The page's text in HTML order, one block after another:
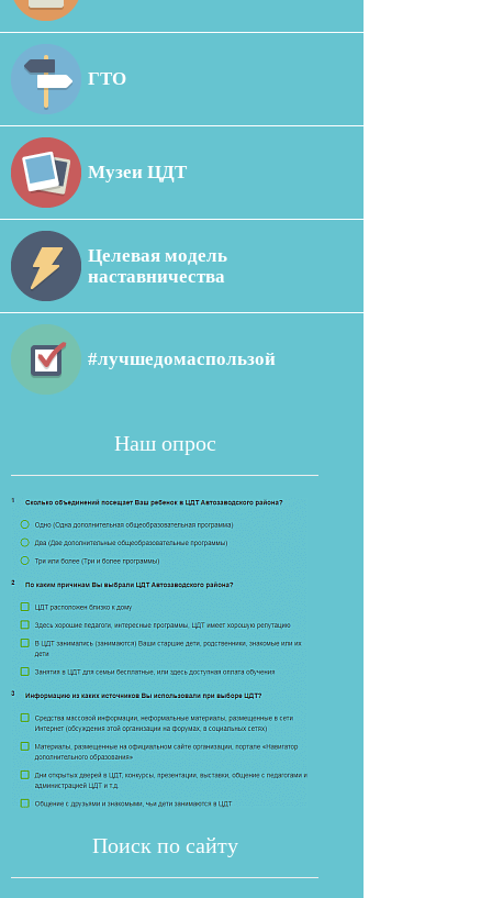
ГТО
Музеи ЦДТ
Целевая модель
наставничества
#лучшедомаспользой
Наш опрос
Поиск по сайту